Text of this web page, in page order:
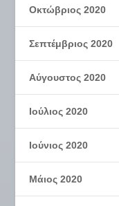
Οκτώβριος 2020
Σεπτέμβριος 2020
Αύγουστος 2020
Ιούλιος 2020
Ιούνιος 2020
Μάιος 2020